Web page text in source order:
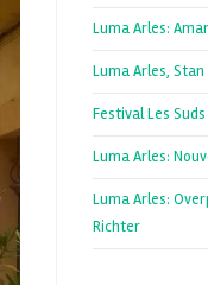
Luma Arles:
Luma Arles, Stan
Festival Les
Luma Arles:
Luma Arles:
Richter